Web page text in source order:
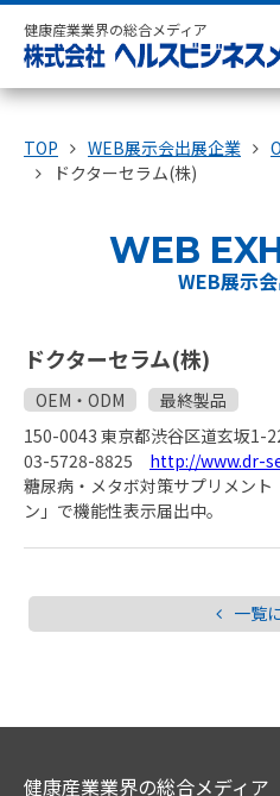
健康産業業界の総合メディア
TOP WEB展示会出展企業
ドクターセラム(株)
WEB
WEB展示
ドクターセラム(株)
OEM・ODM
最終製品
150-0043 東京都渋谷区道玄坂1-
03-5728-8825 http://www.dr-
糖尿病・メタボ対策サプリメン
ン」で機能性表示届出中。
一覧
健康産業業界の総合メディア